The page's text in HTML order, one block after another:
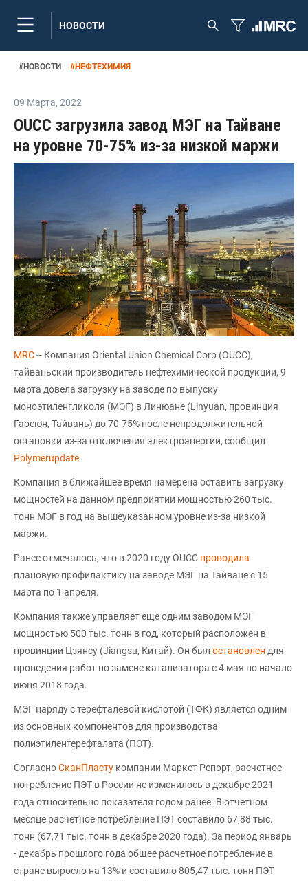
НОВОСТИ
#НОВОСТИ #НЕФТЕХИМИЯ
09 Марта, 2022
OUCC загрузила завод МЭГ на Тайване
на уровне 70-75% из-за низкой маржи
MRC-- Компания Oriental Union Chemical Corp (OUCC),
тайваньский производитель нефтехимической продукции, 9
марта довела загрузку на заводе по выпуску
моноэтиленгликоля (МЭГ) в Линюане (Linyuan, провинция
Гаосюн, Тайвань) до 70-75% после непродолжительной
остановки из-за отключения электроэнергии, сообщил
Polymerupdate.
Компания в ближайшее время намерена оставить загрузку
мощностей на данном предприятии мощностью 260 тыс.
тонн МЭГ в год на вышеуказанном уровне из-за низкой
маржи.
Ранее отмечалось, что в 2020 году OUCC проводила
плановую профилактику на заводе МЭГ на Тайване с 15
марта по 1 апреля.
Компания также управляет еще одним заводом МЭГ
мощностью 500 тыс. тонн в год, который расположен в
провинции Цзянсу (Jiangsu, Китай). Он был остановлен для
проведения работ по замене катализатора с 4 мая по начало
июня 2018 года.
МЭГ наряду с терефталевой кислотой (ТФК) является одним
из основных компонентов для производства
полиэтилентерефталата (ПЭТ).
СогласноСканПласту компании Маркет Репорт, расчетное
потребление ПЭТ в России не изменилось в декабре 2021
года относительно показателя годом ранее. В отчетном
месяце расчетное потребление ПЭТ составило 67,88 тыс.
тонн (67,71 тыс. тонн в декабре 2020 года). За период январь
- декабрь прошлого года общее расчетное потребление в
стране выросло на 13% и составило 805,47 тыс. тонн ПЭТ